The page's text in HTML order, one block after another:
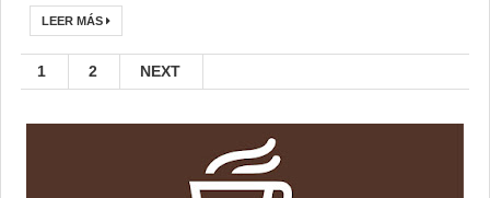
LEER MÁS
1 2 NEXT